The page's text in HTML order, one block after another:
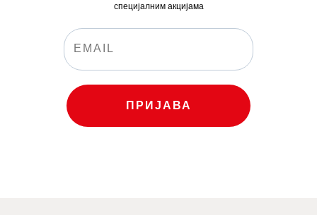
специјалним акцијама
ПРИЈАВА